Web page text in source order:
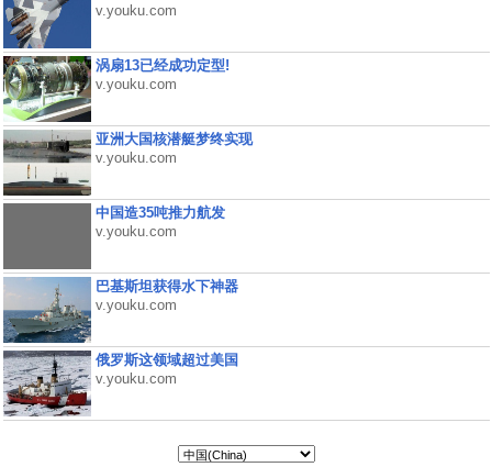
v.youku.com
涡扇13已经成功定型!
v.youku.com
亚洲大国核潜艇梦终实现
v.youku.com
中国造35吨推力航发
v.youku.com
巴基斯坦获得水下神器
v.youku.com
俄罗斯这领域超过美国
v.youku.com